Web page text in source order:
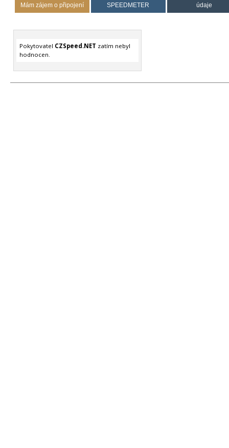
Mám zájem o připojení
SPEEDMETER
údaje
Pokytovatel CZSpeed.NET zatím nebyl
hodnocen.